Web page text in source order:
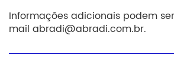
Informações adicionais podem
mail abradi@abradi.com.br.